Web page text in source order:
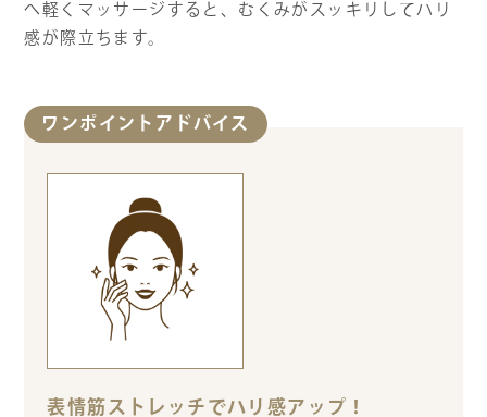
へ軽くマッサージすると、むくみがスッキリしてハリ
感が際立ちます。
ワンポイントアドバイス
表情筋ストレッチでハリ感アップ！